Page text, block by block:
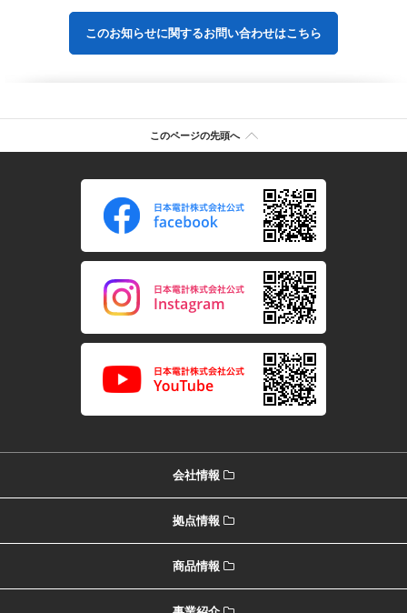
このお知らせに関するお問い合わせはこちら
このページの先頭へ
会社情報
拠点情報
商品情報